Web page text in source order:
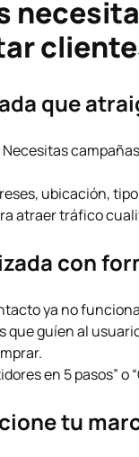
que
Necesitas
ubicación,
atraer tráfico
con
ya no
guíen al
en 5 pasos”
tu